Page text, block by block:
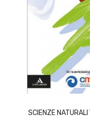
SCIENZE NATURALI